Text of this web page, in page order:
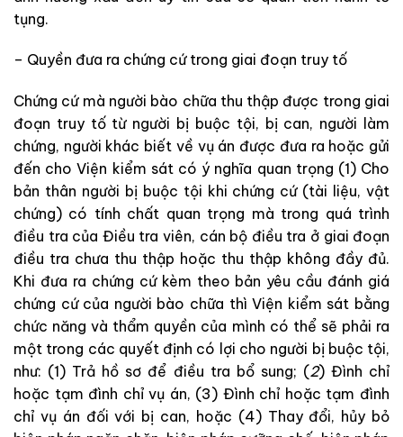
tụng.
– Quyền đưa ra chứng cứ trong giai đoạn truy tố
Chứng cứ mà người bào chữa thu thập được trong giai
đoạn truy tố từ người bị buộc tội, bị can, người
làm
chứng, người khác biết về vụ án được đưa ra hoặc gửi
đến choViện kiểm sát có ý nghĩa quan trọng (1) Cho
bản thân người bị buộc tội khi chứng cứ (tài liệu,vật
chứng) có tính chất quan trọng mà trong quá trình
điều tra của Điều tra viên, cán bộ điều tra ở giai đoạn
điều tra chưa thu thập hoặc thu thập không đầy đủ.
Khi đưa ra chứng cứ kèm theo bản yêu cầu đánh giá
chứng cứ của người bào chữa thìViện kiểm sát bằng
chức năngvà thẩm quyền của mình có thể sẽ phải ra
một trong các quyết định có lợi cho người bị buộc tội,
như: (1) Trả hồ sơ để điều tra bổ sung; (2)Đình chỉ
hoặc tạm đình chỉvụ án, (3) Đình chỉ hoặc tạm đình
chỉ vụ án đốivới bị can, hoặc (4) Thay đổi, hủy bỏ